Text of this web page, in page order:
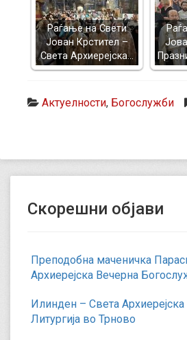
Раѓање на Свети
Јован Крстител –
Света Архиерејска…
Актуелности, Богослужби
Скорешни објави
Преподобна маченичка
Архиерејска Вечерна
Илинден – Света
Литургија во Трново